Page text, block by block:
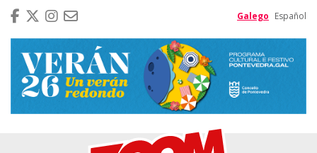
Galego Español